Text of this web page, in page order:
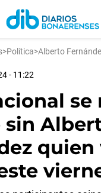
>Política>Alberto
- 11:22
se
sin